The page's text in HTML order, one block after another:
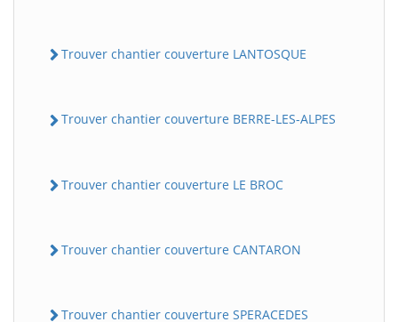
Trouver chantier couverture LANTOSQUE
Trouver chantier couverture BERRE-LES-ALPES
Trouver chantier couverture LE BROC
Trouver chantier couverture CANTARON
Trouver chantier couverture SPERACEDES